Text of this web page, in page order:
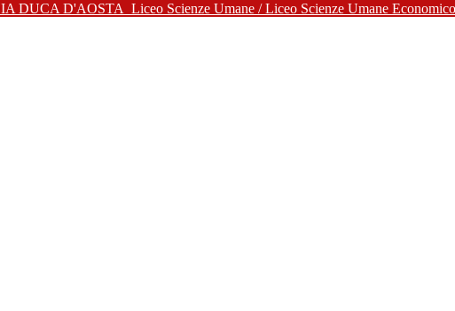
DUCA D'AOSTA Liceo Scienze Umane / Liceo Scienze Umane